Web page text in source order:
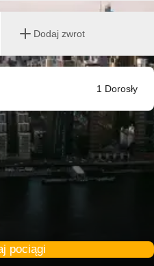
Dodaj zwrot
1 Dorosły
pociągi